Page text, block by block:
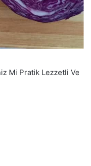
Mi Pratik Lezzetli Ve